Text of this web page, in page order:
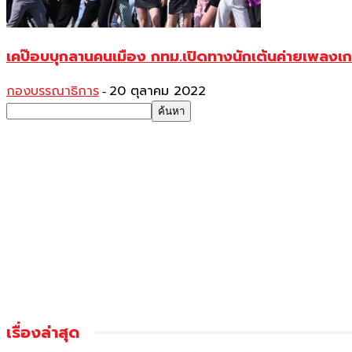
เคป๊อบบุกลานคนเมือง กทม.เปิดทางนักเต้นค่ายเพลง
กองบรรณาธิการ - 20 ตุลาคม 2022
เรื่องล่าสุด